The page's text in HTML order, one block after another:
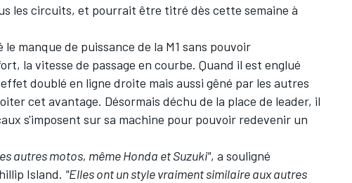
les circuits, et pourrait être titré dès cette semaine à
manque de puissance de la M1 sans pouvoir
la vitesse de passage en courbe. Quand il est englué
doublé en ligne droite mais aussi gêné par les autres
cet avantage. Désormais déchu de la place de leader, il
s'imposent sur sa machine pour pouvoir redevenir un
autres motos, même Honda et Suzuki", a souligné
Island. "Elles ont un style vraiment similaire aux autres